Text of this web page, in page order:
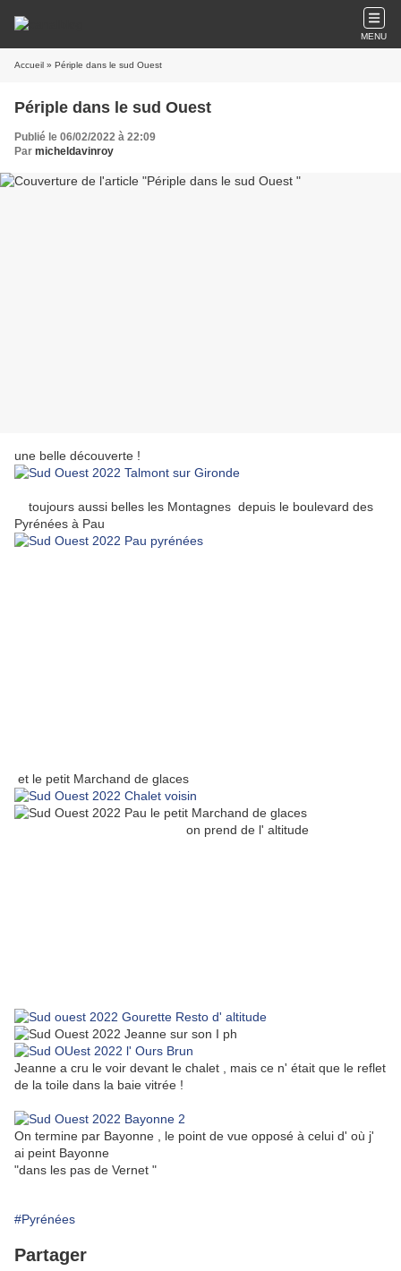
MENU
Accueil » Périple dans le sud Ouest
Périple dans le sud Ouest
Publié le 06/02/2022 à 22:09
Par micheldavinroy
une belle découverte !
toujours aussi belles les Montagnes depuis le boulevard des
Pyrénées à Pau
et le petit Marchand de glaces
on prend de l' altitude
Jeanne a cru le voir devant le chalet , mais ce n' était que le reflet
de la toile dans la baie vitrée !
On termine par Bayonne , le point de vue opposé à celui d' où j'
ai peint Bayonne
"dans les pas de Vernet "
#Pyrénées
Partager